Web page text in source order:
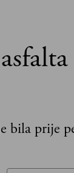
bila prije